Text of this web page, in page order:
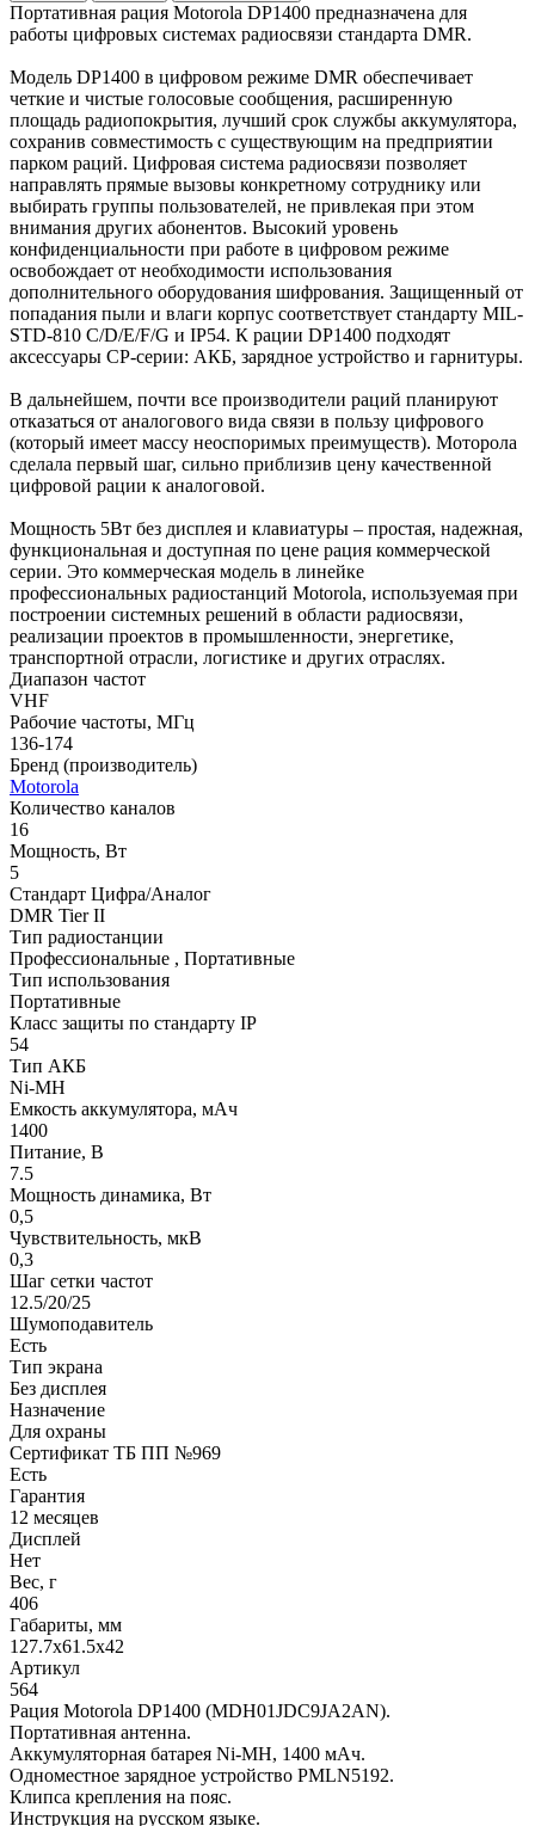
Портативная рация Motorola DP1400 предназначена для
работы цифровых системах радиосвязи стандарта DMR.
Модель DP1400 в цифровом режиме DMR обеспечивает
четкие и чистые голосовые сообщения, расширенную
площадь радиопокрытия, лучший срок службы аккумулятора,
сохранив совместимость с существующим на предприятии
парком раций. Цифровая система радиосвязи позволяет
направлять прямые вызовы конкретному сотруднику или
выбирать группы пользователей, не привлекая при этом
внимания других абонентов. Высокий уровень
конфиденциальности при работе в цифровом режиме
освобождает от необходимости использования
дополнительного оборудования шифрования. Защищенный от
попадания пыли и влаги корпус соответствует стандарту MIL-
STD-810 C/D/E/F/G и IP54. К рации DP1400 подходят
аксессуары CP-серии: АКБ, зарядное устройство и гарнитуры.
В дальнейшем, почти все производители раций планируют
отказаться от аналогового вида связи в пользу цифрового
(который имеет массу неоспоримых преимуществ). Моторола
сделала первый шаг, сильно приблизив цену качественной
цифровой рации к аналоговой.
Мощность 5Вт без дисплея и клавиатуры – простая, надежная,
функциональная и доступная по цене рация коммерческой
серии. Это коммерческая модель в линейке
профессиональных радиостанций Motorola, используемая при
построении системных решений в области радиосвязи,
реализации проектов в промышленности, энергетике,
транспортной отрасли, логистике и других отраслях.
Диапазон частот
VHF
Рабочие частоты, МГц
136-174
Бренд (производитель)
Motorola
Количество каналов
16
Мощность, Вт
5
Стандарт Цифра/Аналог
DMR Tier II
Тип радиостанции
Профессиональные , Портативные
Тип использования
Портативные
Класс защиты по стандарту IP
54
Тип АКБ
Ni-MH
Емкость аккумулятора, мАч
1400
Питание, В
7.5
Мощность динамика, Вт
0,5
Чувствительность, мкВ
0,3
Шаг сетки частот
12.5/20/25
Шумоподавитель
Есть
Тип экрана
Без дисплея
Назначение
Для охраны
Сертификат ТБ ПП №969
Есть
Гарантия
12 месяцев
Дисплей
Нет
Вес, г
406
Габариты, мм
127.7х61.5x42
Артикул
564
Рация Motorola DP1400 (MDH01JDC9JA2AN).
Портативная антенна.
Аккумуляторная батарея Ni-MH, 1400 мАч.
Одноместное зарядное устройство PMLN5192.
Клипса крепления на пояс.
Инструкция на русском языке.